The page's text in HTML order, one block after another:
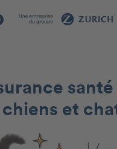
chiens et